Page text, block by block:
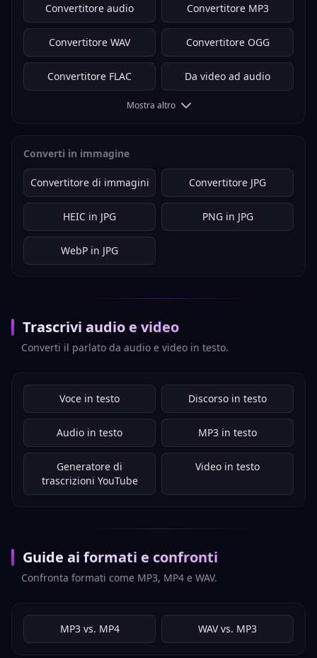
Convertitore audio Convertitore MP3
Convertitore WAV Convertitore OGG
Convertitore FLAC Da video ad audio
Mostra altro
Converti in immagine
Convertitore di immagini Convertitore JPG
HEIC in JPG PNG in JPG
WebP in JPG
Trascrivi audio e video
Converti il parlato da audio e video in testo.
Voce in testo Discorso in testo
Audio in testo MP3 in testo
Generatore di
trascrizioni YouTube
Video in testo
Guide ai formati e confronti
Confronta formati come MP3, MP4 e WAV.
MP3 vs. MP4 WAV vs. MP3